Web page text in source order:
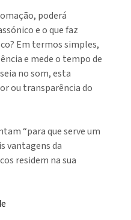
poderá
e o que faz
Em termos simples,
e mede o tempo de
no som, esta
ou transparência do
“para que serve um
vantagens da
residem na sua